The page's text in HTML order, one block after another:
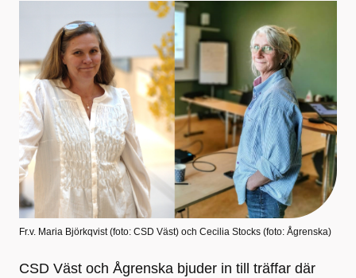
Fr.v. Maria Björkqvist (foto: CSD Väst) och Cecilia Stocks (foto: Ågrenska)
CSD Väst och Ågrenska bjuder in till träffar där